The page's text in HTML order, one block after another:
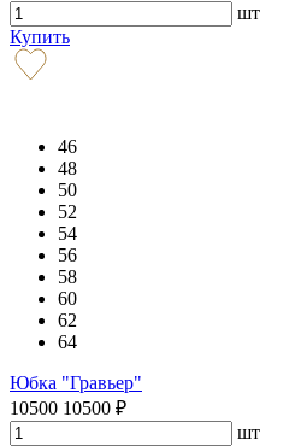
шт
Купить
46
48
50
52
54
56
58
60
62
64
Юбка "Гравьер"
10500 10500 ₽
шт